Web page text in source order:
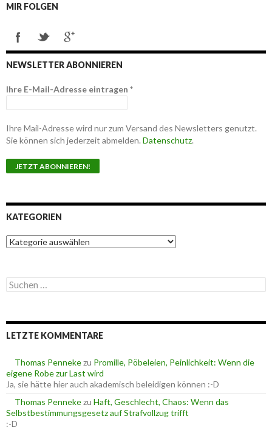
MIR FOLGEN
NEWSLETTER ABONNIEREN
Ihre E-Mail-Adresse eintragen *
Ihre Mail-Adresse wird nur zum Versand des Newsletters genutzt.
Sie können sich jederzeit abmelden.Datenschutz.
KATEGORIEN
K
g
n
S
u
e
n
c
h
:
LETZTE KOMMENTARE
Thomas Pennekezu Promille, Pöbeleien, Peinlichkeit: Wenn die
eigene Robe zur Last wird
Ja, sie hätte hier auch akademisch beleidigen können :-D
Thomas Pennekezu Haft, Geschlecht, Chaos: Wenn das
Selbstbestimmungsgesetz auf Strafvollzug trifft
:-D